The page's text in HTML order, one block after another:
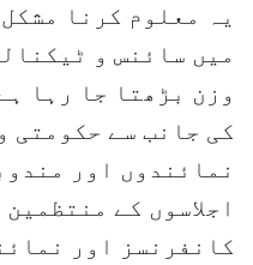
یہ معلوم کرنا
میں سائنس و
وزن بڑھتا جا رہا
کی جانب سے حکومتی
نمائندوں اور
اجلاسوں کے
کانفرنسز اور